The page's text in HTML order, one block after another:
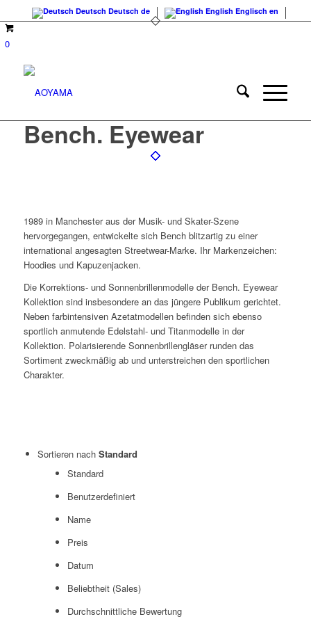
Deutsch Deutsch de English Englisch en
0
Bench. Eyewear
1989 in Manchester aus der Musik- und Skater-Szene
hervorgegangen, entwickelte sich Bench blitzartig zu einer
international angesagten Streetwear-Marke. Ihr Markenzeichen:
Hoodies und Kapuzenjacken.
Die Korrektions- und Sonnenbrillenmodelle der Bench. Eyewear
Kollektion sind insbesondere an das jüngere Publikum gerichtet.
Neben farbintensiven Azetatmodellen befinden sich ebenso
sportlich anmutende Edelstahl- und Titanmodelle in der
Kollektion. Polarisierende Sonnenbrillengläser runden das
Sortiment zweckmäßig ab und unterstreichen den sportlichen
Charakter.
Sortieren nach Standard
Standard
Benutzerdefiniert
Name
Preis
Datum
Beliebtheit (Sales)
Durchschnittliche Bewertung